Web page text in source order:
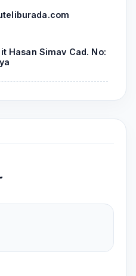
Hasan Simav Cad. No: